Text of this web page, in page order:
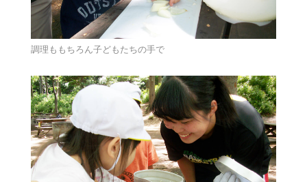
調理ももちろん子どもたちの手で